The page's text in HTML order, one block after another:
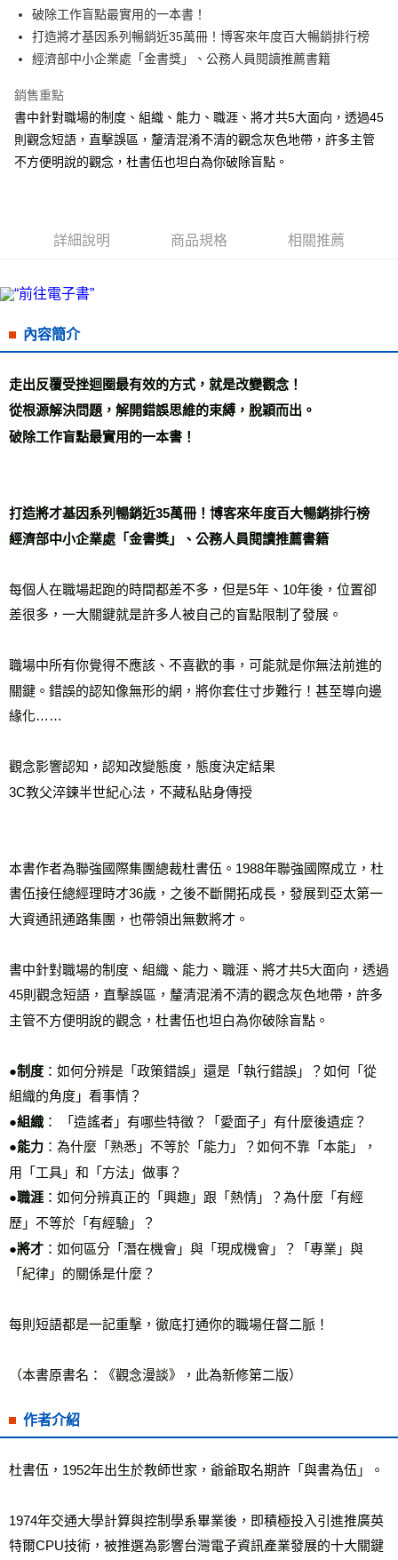
Apple Pay
街口支付
ATM付款
付款後全家取貨
7-11取貨付款
付款後7-11取貨
每筆NT$60，滿NT$799(含以上)免運費
宅配
每筆NT$70，滿NT$799(含以上)免運費
海外叢書運費 查看運費
數位商品海外免運 查看運費
破除工作盲點最實用的一本書！
打造將才基因系列暢銷近35萬冊！博客來年度百大暢銷排行榜
經濟部中小企業處「金書獎」、公務人員閱讀推薦書籍
銷售重點
書中針對職場的制度、組織、能力、職涯、將才共5大面向，透過45
則觀念短語，直擊誤區，釐清混淆不清的觀念灰色地帶，許多主管
不方便明說的觀念，杜書伍也坦白為你破除盲點。
詳細說明 商品規格 相關推薦
內容簡介
走出反覆受挫迴圈最有效的方式，就是改變觀念！
從根源解決問題，解開錯誤思維的束縛，脫穎而出。
打造將才基因系列暢銷近35萬冊！博客來年度百大暢銷排行榜
經濟部中小企業處「金書獎」、公務人員閱讀推薦書籍
每個人在職場起跑的時間都差不多，但是5年、10年後，位置卻
差很多，一大關鍵就是許多人被自己的盲點限制了發展。
職場中所有你覺得不應該、不喜歡的事，可能就是你無法前進的
關鍵。錯誤的認知像無形的網，將你套住寸步難行！甚至導向邊
緣化……
觀念影響認知，認知改變態度，態度決定結果
3C教父淬鍊半世紀心法，不藏私貼身傳授
本書作者為聯強國際集團總裁杜書伍。1988年聯強國際成立，杜
書伍接任總經理時才36歲，之後不斷開拓成長，發展到亞太第一
大資通訊通路集團，也帶領出無數將才。
書中針對職場的制度、組織、能力、職涯、將才共5大面向，透過
45則觀念短語，直擊誤區，釐清混淆不清的觀念灰色地帶，許多
主管不方便明說的觀念，杜書伍也坦白為你破除盲點。
●制度 ：如何分辨是「政策錯誤」還是「執行錯誤」？如何「從
●組織
●能力 ：為什麼「熟悉」不等於「能力」？如何不靠「本能」，
●職涯 ：如何分辨真正的「興趣」跟「熱情」？為什麼「有經
●將才 ：如何區分「潛在機會」與「現成機會」？「專業」與
「紀律」的關係是什麼？
每則短語都是一記重擊，徹底打通你的職場任督二脈！
（本書原書名：《觀念漫談》，此為新修第二版）
作者介紹
杜書伍，1952年出生於教師世家，爺爺取名期許「與書為伍」。
1974年交通大學計算與控制學系畢業後，即積極投入引進推廣英
特爾CPU技術，被推選為影響台灣電子資訊產業發展的十大關鍵